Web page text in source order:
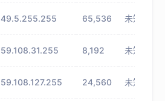
49.5.255.255 65,536 未知
59.108.31.255 8,192 未知
59.108.127.255 24,560 未知